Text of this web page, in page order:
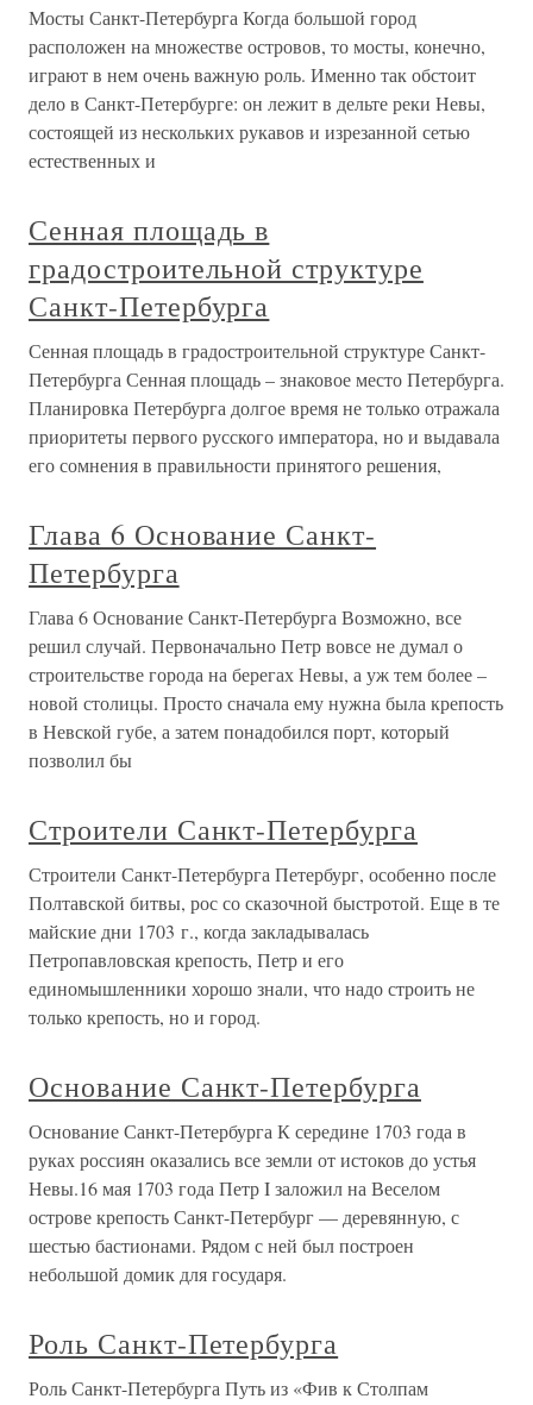
Мосты Санкт-Петербурга Когда большой город
расположен на множестве островов, то мосты, конечно,
играют в нем очень важную роль. Именно так обстоит
дело в Санкт-Петербурге: он лежит в дельте реки Невы,
состоящей из нескольких рукавов и изрезанной сетью
естественных и
Сенная площадь в
градостроительной структуре
Санкт-Петербурга
Сенная площадь в градостроительной структуре Санкт-
Петербурга Сенная площадь – знаковое место Петербурга.
Планировка Петербурга долгое время не только отражала
приоритеты первого русского императора, но и выдавала
его сомнения в правильности принятого решения,
Глава 6 Основание Санкт-
Петербурга
Глава 6 Основание Санкт-Петербурга Возможно, все
решил случай. Первоначально Петр вовсе не думал о
строительстве города на берегах Невы, а уж тем более –
новой столицы. Просто сначала ему нужна была крепость
в Невской губе, а затем понадобился порт, который
позволил бы
Строители Санкт-Петербурга
Строители Санкт-Петербурга Петербург, особенно после
Полтавской битвы, рос со сказочной быстротой. Еще в те
майские дни 1703 г., когда закладывалась
Петропавловская крепость, Петр и его
единомышленники хорошо знали, что надо строить не
только крепость, но и город.
Основание Санкт-Петербурга
Основание Санкт-Петербурга К середине 1703 года в
руках россиян оказались все земли от истоков до устья
Невы.16 мая 1703 года Петр I заложил на Веселом
острове крепость Санкт-Петербург — деревянную, с
шестью бастионами. Рядом с ней был построен
небольшой домик для государя.
Роль Санкт-Петербурга
Роль Санкт-Петербурга Путь из «Фив к Столпам